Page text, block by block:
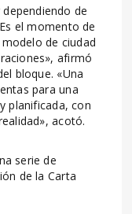
de
el momento de
de ciudad
afirmó
bloque. «Una
para una
planificada, con
acotó.
serie de
de la Carta